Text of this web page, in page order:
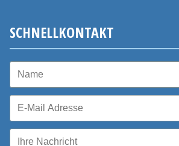
SCHNELLKONTAKT